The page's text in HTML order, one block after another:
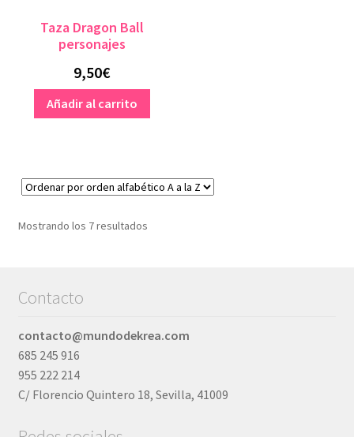
Taza Dragon Ball
personajes
9,50€
Añadir al carrito
Mostrando los 7 resultados
Contacto
contacto@mundodekrea.com
685 245 916
955 222 214
C/ Florencio Quintero 18, Sevilla, 41009